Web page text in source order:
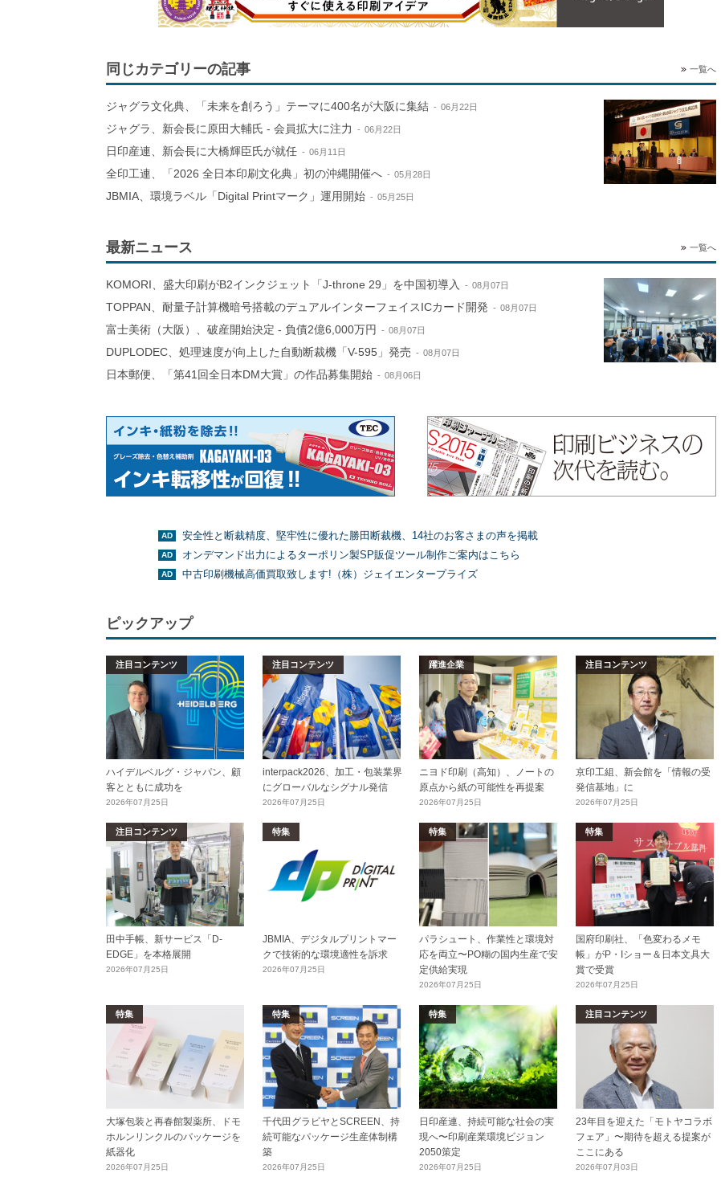
同じカテゴリーの記事 一覧へ
ジャグラ文化典、「未来を創ろう」テーマに400名が大阪に集結 06月22日
ジャグラ、新会長に原田大輔氏 - 会員拡大に注力 06月22日
日印産連、新会長に大橋輝臣氏が就任 06月11日
全印工連、「2026 全日本印刷文化典」初の沖縄開催へ 05月28日
JBMIA、環境ラベル「Digital Printマーク」運用開始 05月25日
最新ニュース 一覧へ
KOMORI、盛大印刷がB2インクジェット「J-throne 29」を中国初導入 08月07日
TOPPAN、耐量子計算機暗号搭載のデュアルインターフェイスICカード開発 08月07日
富士美術（大阪）、破産開始決定 - 負債2億6,000万円 08月07日
DUPLODEC、処理速度が向上した自動断裁機「V-595」発売 08月07日
日本郵便、「第41回全日本DM大賞」の作品募集開始 08月06日
安全性と断裁精度、堅牢性に優れた勝田断裁機、14社のお客さまの声を掲載
オンデマンド出力によるターポリン製SP販促ツール制作ご案内はこちら
中古印刷機械高価買取致します!（株）ジェイエンタープライズ
ピックアップ
注目コンテンツ
ハイデルベルグ・ジャパン、顧
客とともに成功を
2026年07月25日
注目コンテンツ
interpack2026、加工・包装業界
にグローバルなシグナル発信
2026年07月25日
躍進企業
ニヨド印刷（高知）、ノートの
原点から紙の可能性を再提案
2026年07月25日
注目コンテンツ
京印工組、新会館を「情報の受
発信基地」に
2026年07月25日
注目コンテンツ
田中手帳、新サービス「D-
EDGE」を本格展開
2026年07月25日
特集
JBMIA、デジタルプリントマー
クで技術的な環境適性を訴求
2026年07月25日
特集
パラシュート、作業性と環境対
応を両立〜PO糊の国内生産で安
定供給実現
2026年07月25日
特集
国府印刷社、「色変わるメモ
帳」がP・Iショー＆日本文具大
賞で受賞
2026年07月25日
特集
大塚包装と再春館製薬所、ドモ
ホルンリンクルのパッケージを
紙器化
2026年07月25日
特集
千代田グラビヤとSCREEN、持
続可能なパッケージ生産体制構
築
2026年07月25日
特集
日印産連、持続可能な社会の実
現へ〜印刷産業環境ビジョン
2050策定
2026年07月25日
注目コンテンツ
23年目を迎えた「モトヤコラボ
フェア」〜期待を超える提案が
ここにある
2026年07月03日